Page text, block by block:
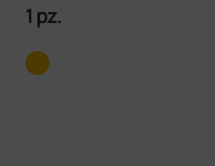
1 pz.